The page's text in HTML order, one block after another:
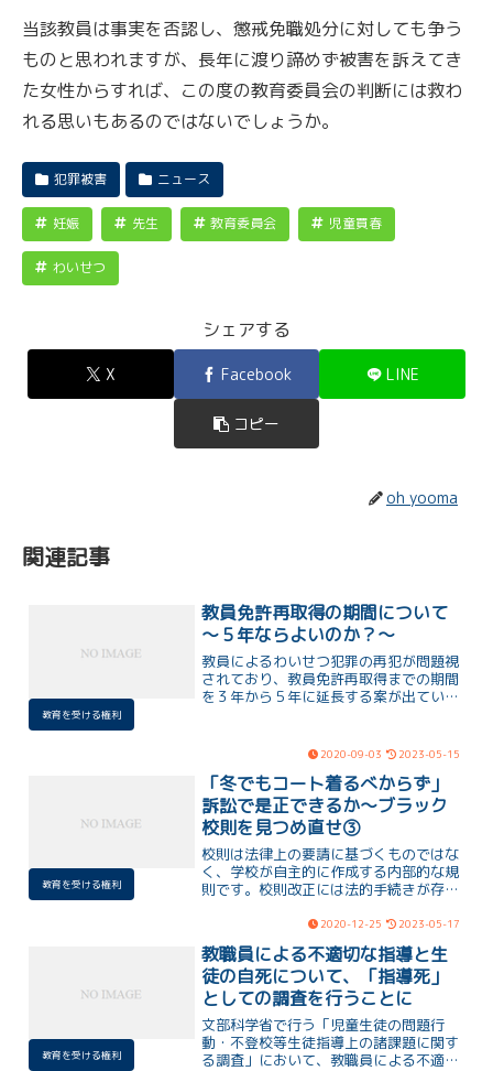
当該教員は事実を否認し、懲戒免職処分に対しても争う
ものと思われますが、長年に渡り諦めず被害を訴えてき
た女性からすれば、この度の教育委員会の判断には救わ
れる思いもあるのではないでしょうか。
犯罪被害 ニュース
妊娠 先生 教育委員会 児童買春
わいせつ
シェアする
X Facebook LINE
コピー
oh yooma
関連記事
教育を受ける権利
教員免許再取得の期間について
～５年ならよいのか？～
教員によるわいせつ犯罪の再犯が問題視
されており、教員免許再取得までの期間
を３年から５年に延長する案が出ている
すが、その効果や具体的な対策について
2020-09-03 2023-05-15
教育を受ける権利
「冬でもコート着るべからず」
訴訟で是正できるか～ブラック
校則を見つめ直せ➂
校則は法律上の要請に基づくものではな
く、学校が自主的に作成する内部的な規
則です。校則改正には法的手続きが存在
しかし、憲法に基づき人権が保障されて
おり、人権制約を理由に校則改正を求め
る確認訴訟や損害賠償請求などの法的手
続きが考えられます。地道な運動や学校
への訴えかけも有効な方法であり、関係
者の意識改革も重要です。
2020-12-25 2023-05-17
教育を受ける権利
教職員による不適切な指導と生
徒の自死について、「指導死」
としての調査を行うことに
文部科学省で行う「児童生徒の問題行
動・不登校等生徒指導上の諸課題に関す
る調査」において、教職員による不適切